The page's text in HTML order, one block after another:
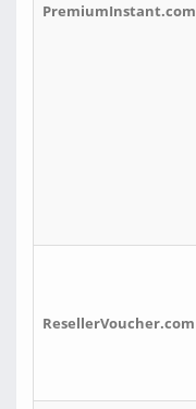
PremiumInstant.com
ResellerVoucher.com